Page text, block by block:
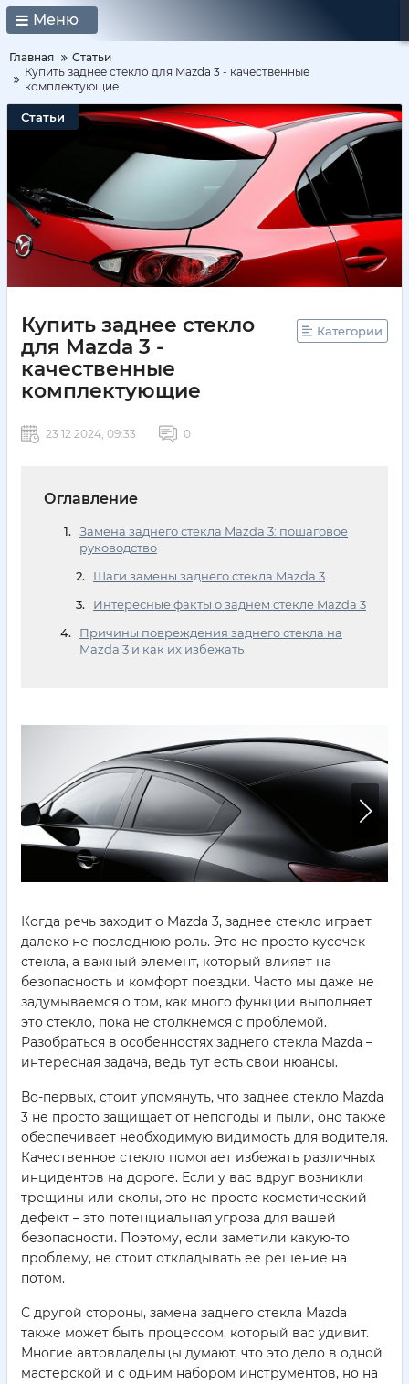
Меню
Главная
Статьи
Купить заднее стекло для Mazda 3 - качественные
комплектующие
Статьи
Купить заднее стекло
для Mazda 3 -
качественные
комплектующие
Категории
23 12 2024, 09:33 0
Оглавление
Замена заднего стекла Mazda 3: пошаговое
руководство
Шаги замены заднего стекла Mazda 3
Интересные факты о заднем стекле Mazda 3
Причины повреждения заднего стекла на
Mazda 3 и как их избежать
Когда речь заходит о Mazda 3, заднее стекло играет
далеко не последнюю роль. Это не просто кусочек
стекла, а важный элемент, который влияет на
безопасность и комфорт поездки. Часто мы даже не
задумываемся о том, как много функции выполняет
это стекло, пока не столкнемся с проблемой.
Разобраться в особенностях заднего стекла Mazda –
интересная задача, ведь тут есть свои нюансы.
Во-первых, стоит упомянуть, что заднее стекло Mazda
3 не просто защищает от непогоды и пыли, оно также
обеспечивает необходимую видимость для водителя.
Качественное стекло помогает избежать различных
инцидентов на дороге. Если у вас вдруг возникли
трещины или сколы, это не просто косметический
дефект – это потенциальная угроза для вашей
безопасности. Поэтому, если заметили какую-то
проблему, не стоит откладывать ее решение на
потом.
С другой стороны, замена заднего стекла Mazda
также может быть процессом, который вас удивит.
Многие автовладельцы думают, что это дело в одной
мастерской и с одним набором инструментов, но на